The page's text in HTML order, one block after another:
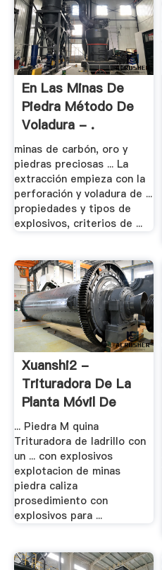
En Las Minas De
Piedra Método De
Voladura - .
minas de carbón, oro y
piedras preciosas ... La
extracción empieza con la
perforación y voladura de ...
propiedades y tipos de
explosivos, criterios de ...
Xuanshi2 -
Trituradora De La
Planta Móvil De
Chile
... Piedra M quina
Trituradora de ladrillo con
un ... con explosivos
explotacion de minas
piedra caliza
prosedimiento con
explosivos para ...